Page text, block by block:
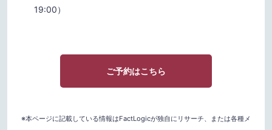
19:00）
ご予約はこちら
※本ページに記載している情報はFactLogicが独自にリサーチ、または各種メ